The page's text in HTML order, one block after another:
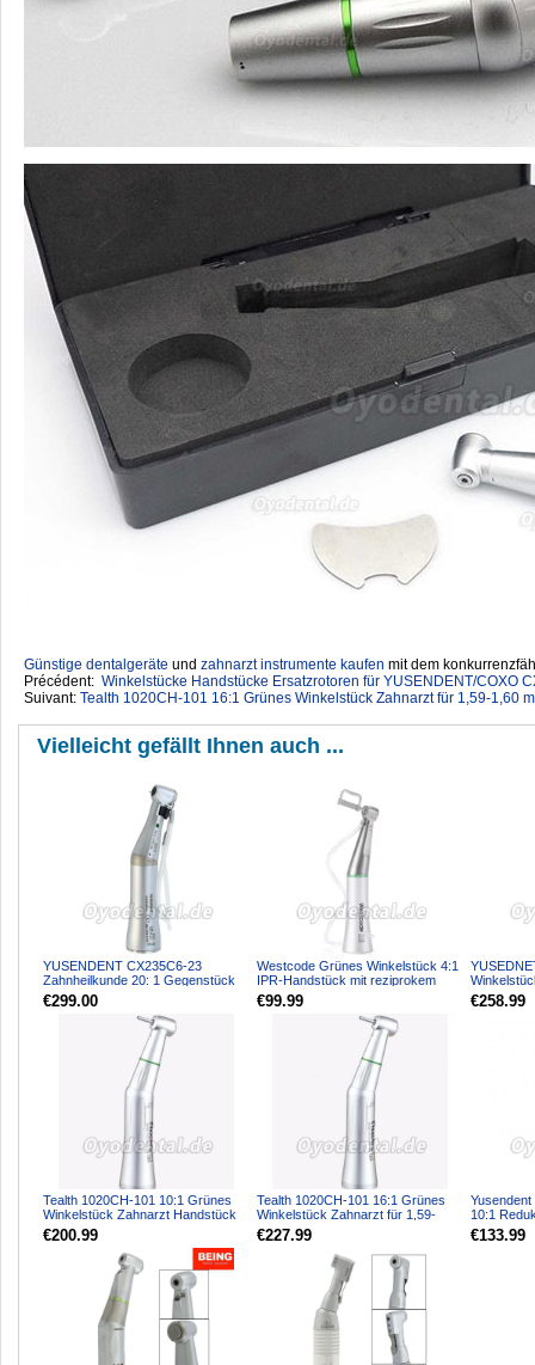
Günstige dentalgeräte ‎ und zahnarzt instrumente kaufen mit dem
Précédent: Winkelstücke Handstücke Ersatzrotoren für YUSENDENT/COXO
Suivant: Tealth 1020CH-101 16:1 Grünes Winkelstück Zahnarzt für 1,59-1,60
Vielleicht gefällt Ihnen auch ...
YUSENDENT CX235C6-23
Zahnheilkunde 20: 1 Gegenstück
Handstück für Implantatchiru...
€299.00
Westcode Grünes Winkelstück 4:1
IPR-Handstück mit reziprokem
interproximalem Rep...
€99.99 €258.99
Tealth 1020CH-101 10:1 Grünes
Winkelstück Zahnarzt Handstück
€200.99
Tealth 1020CH-101 16:1 Grünes
Winkelstück Zahnarzt für 1,59-
1,60 mm Bohrer
€227.99
10:1
€133.99